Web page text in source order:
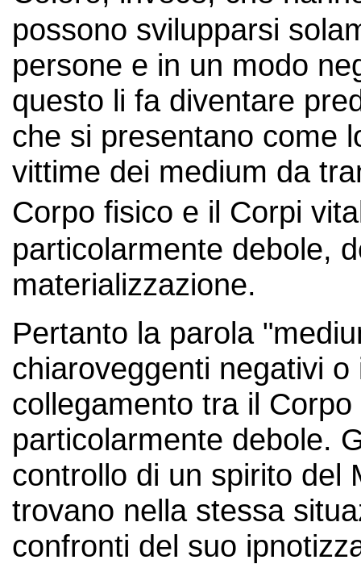
possono svilupparsi
persone e in un modo
questo li fa diventare
che si presentano come
vittime dei medium da
Corpo fisico e il Corpi
particolarmente debole,
materializzazione.
Pertanto la parola
chiaroveggenti negativi
collegamento tra il
particolarmente debole.
controllo di un spirito del
trovano nella stessa
confronti del suo